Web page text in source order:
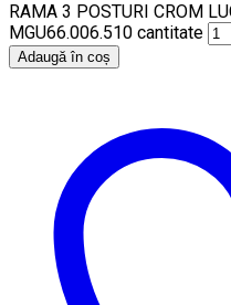
RAMA 3 POSTURI CROM
MGU66.006.510 cantitate
Adaugă în coș